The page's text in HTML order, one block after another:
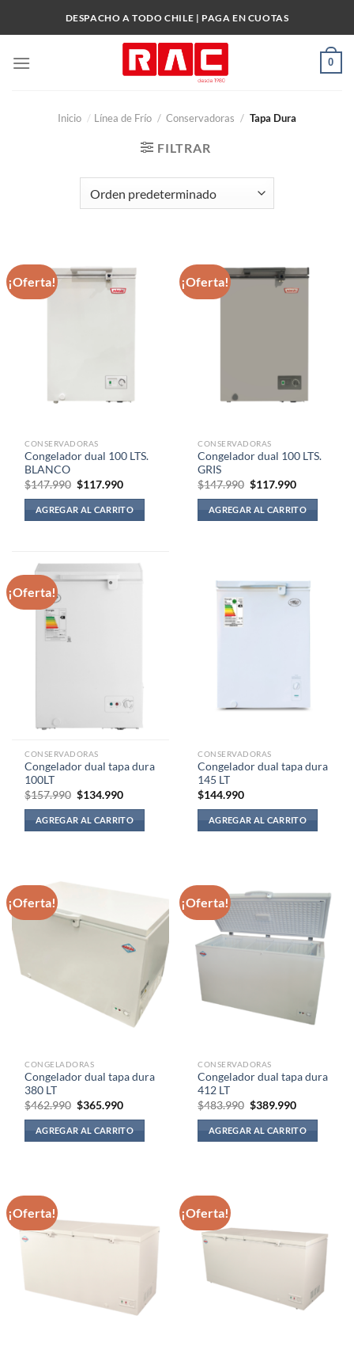
DESPACHO A TODO CHILE | PAGA EN CUOTAS
0
Inicio / Línea de Frío / Conservadoras / Tapa Dura
FILTRAR
¡Oferta!
CONSERVADORAS
Congelador dual 100 LTS.
BLANCO
$147.990 El
original
era:
$147.990.
$117.990El
actual
es:
$117.990.
AGREGAR AL CARRITO
¡Oferta!
CONSERVADORAS
Congelador dual 100 LTS.
GRIS
$147.990 El
original
era:
$147.990.
$117.990El
actual
es:
$117.990.
AGREGAR AL CARRITO
¡Oferta!
CONSERVADORAS
Congelador dual tapa dura
100LT
$157.990 El
original
era:
$157.990.
$134.990El
actual
es:
$134.990.
AGREGAR AL CARRITO
CONSERVADORAS
Congelador dual tapa dura
145 LT
$144.990
AGREGAR AL CARRITO
¡Oferta!
CONGELADORAS
Congelador dual tapa dura
380 LT
$462.990 El
original
era:
$462.990.
$365.990El
actual
es:
$365.990.
AGREGAR AL CARRITO
¡Oferta!
CONSERVADORAS
Congelador dual tapa dura
412 LT
$483.990 El
original
era:
$483.990.
$389.990El
actual
es:
$389.990.
AGREGAR AL CARRITO
¡Oferta! ¡Oferta!